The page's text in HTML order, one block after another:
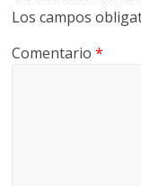
Los campos
Comentario*